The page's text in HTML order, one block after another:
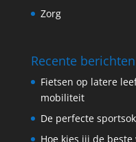
Zorg
Recente berichten
Fietsen op latere
mobiliteit
De perfecte
Hoe kies jij de